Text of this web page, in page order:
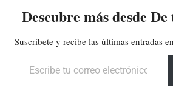
Descubre más desde
Suscríbete y recibe las últimas entradas
Escribe tu correo electrónico…